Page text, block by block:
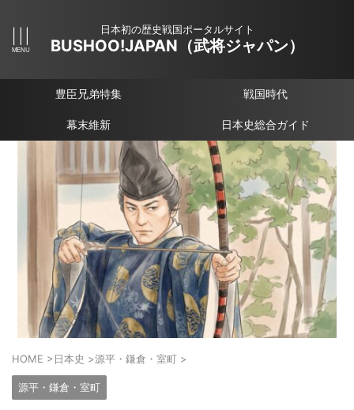
日本初の歴史戦国ポータルサイト
BUSHOO!JAPAN（武将ジャパン）
豊臣兄弟特集 戦国時代
幕末維新 日本史総合ガイド
HOME >日本史 >源平・鎌倉・室町 >
源平・鎌倉・室町